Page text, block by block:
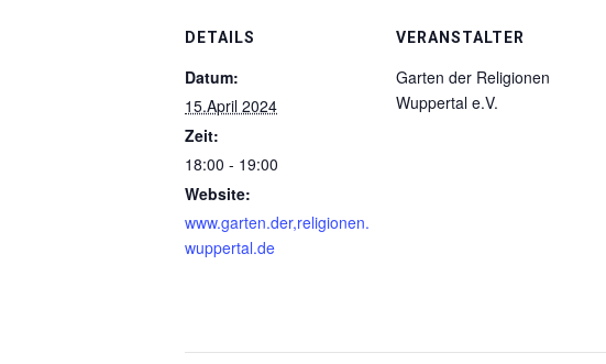
DETAILS
Datum:
15.April 2024
Zeit:
18:00 - 19:00
Website:
www.garten.der,religionen.
wuppertal.de
VERANSTALTER
Garten der Religionen
Wuppertal e.V.